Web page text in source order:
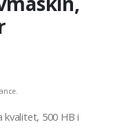
500 HB i